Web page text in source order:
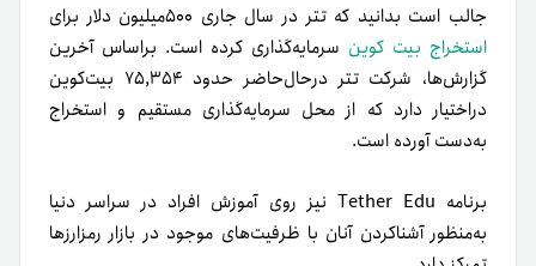
جالب است بدانید که تتر در سال جاری ۵۰۰میلیون دلار برای
استخراج بیت کوین سرمایه‌گذاری کرده است. بر‌اساس آخرین
گزارش‌ها، شرکت تتر در‌حال‌حاضر حدود ۷۵,۳۵۴ بیت‌کوین
در‌اختیار دارد که از محل سرمایه‌گذاری مستقیم و استخراج
به‌دست آورده است.
برنامه Tether Edu نیز روی آموزش افراد در سراسر دنیا
به‌منظور آشناکردن آنان با ظرفیت‌های موجود در بازار رمزارزها